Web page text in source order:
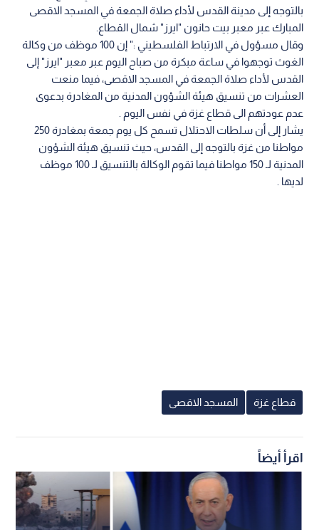
بالتوجه إلى مدينة القدس لأداء صلاة الجمعة في المسجد الاقصى
المبارك عبر معبر بيت حانون "ايرز" شمال القطاع.
وقال مسؤول في الارتباط الفلسطيني :" إن 100 موظف من وكالة
الغوث توجهوا في ساعة مبكرة من صباح اليوم عبر معبر "ايرز" إلى
القدس لأداء صلاة الجمعة في المسجد الاقصى، فيما منعت
العشرات من تنسيق هيئة الشؤون المدنية من المغادرة بدعوى
عدم عودتهم الى قطاع غزة في نفس اليوم .
يشار إلى أن سلطات الاحتلال تسمح كل يوم جمعة بمغادرة 250
مواطنا من غزة بالتوجه إلى القدس، حيث تنسيق هيئة الشؤون
المدنية لـ 150 مواطنا فيما تقوم الوكالة بالتنسيق لـ 100 موظف
لديها .
قطاع غزة المسجد الاقصى
اقرأ أيضاً